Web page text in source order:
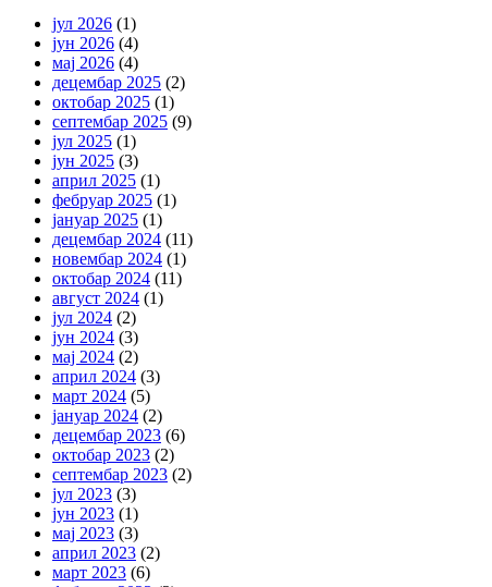
јул 2026 (1)
јун 2026 (4)
мај 2026 (4)
децембар 2025 (2)
октобар 2025 (1)
септембар 2025 (9)
јул 2025 (1)
јун 2025 (3)
април 2025 (1)
фебруар 2025 (1)
јануар 2025 (1)
децембар 2024 (11)
новембар 2024 (1)
октобар 2024 (11)
август 2024 (1)
јул 2024 (2)
јун 2024 (3)
мај 2024 (2)
април 2024 (3)
март 2024 (5)
јануар 2024 (2)
децембар 2023 (6)
октобар 2023 (2)
септембар 2023 (2)
јул 2023 (3)
јун 2023 (1)
мај 2023 (3)
април 2023 (2)
март 2023 (6)